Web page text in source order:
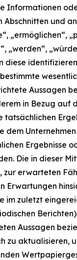
Informationen
Abschnitten und
„ermöglichen“,
„werden“,
diese
Aussagen
in Bezug auf
dem
Ergebnisse
Die in dieser
zur erwarteten
Erwartungen
im zuletzt
Aussagen
aktualisieren,